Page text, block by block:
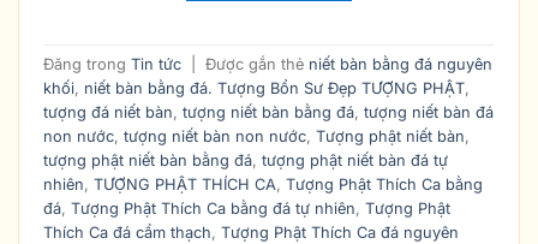
Đăng trong Tin tức Được gắn thẻ niết bàn bằng đá nguyên
khối, niết bàn bằng đá. Tượng Bổn Sư Đẹp TƯỢNG PHẬT,
tượng đá niết bàn, tượng niết bàn bằng đá, tượng niết bàn đá
non nước, tượng niết bàn non nước, Tượng phật niết bàn,
tượng phật niết bàn bằng đá, tượng phật niết bàn đá tự
nhiên, TƯỢNG PHẬT THÍCH CA, Tượng Phật Thích Ca bằng
đá, Tượng Phật Thích Ca bằng đá tự nhiên, Tượng Phật
Thích Ca đá cẩm thạch, Tượng Phật Thích Ca đá nguyên